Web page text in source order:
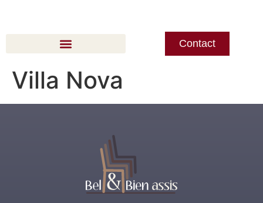
Contact
Villa Nova